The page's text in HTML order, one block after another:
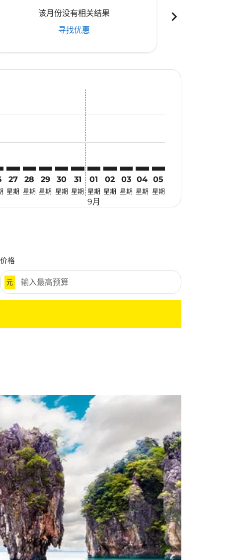
该月份没有相关结果
寻找优惠
chevron_right
disclaimer. 寻找优惠
offers-disclaimer. 寻找优惠
view-offers-disclaimer. 寻找优惠
cmp-view-offers-disclaimer. 寻找优惠
cmp-view-offers-disclaimer. 寻找优惠
SZB–HKT: cmp-view-offers-disclaimer. 寻找优惠
27
星期
SZB–HKT: cmp-view-offers-disclaimer. 寻找优惠
28
星期
SZB–HKT: cmp-view-offers-disclaimer. 寻找优惠
29
星期
SZB–HKT: cmp-view-offers-disclaimer. 寻找优惠
30
星期
SZB–HKT: cmp-view-offers-disclaimer. 寻找
31
星期
01
星期
9月
02
星期
03
星期
04
星期
05
星期
价格
元